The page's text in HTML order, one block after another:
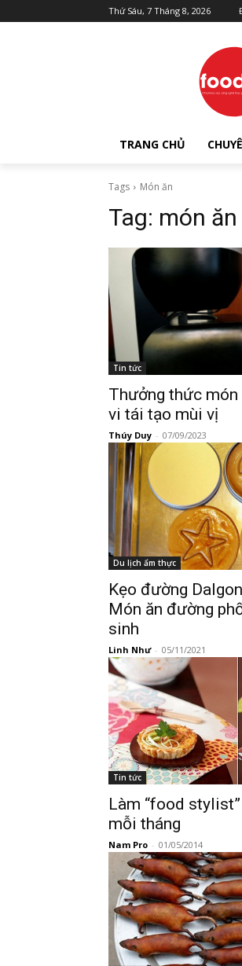
Thứ Sáu, 7 Tháng 8, 2026
TRANG CHỦ
Tags Món ăn
Tag: món ăn
Tin tức
Thưởng thức món
vi tái tạo mùi vị
Thúy Duy - 07/09/2023
Du lịch ẩm thực
Kẹo đường
Món ăn đường
sinh
Linh Như - 05/11/2021
Tin tức
Làm “food
mỗi tháng
Nam Pro - 01/05/2014